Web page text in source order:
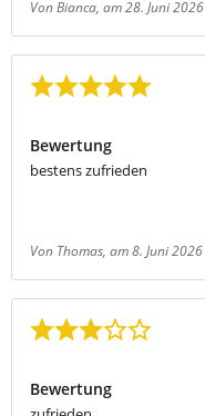
Von Bianca, am 28. Juni 2026
Bewertung
bestens zufrieden
Von Thomas, am 8. Juni 2026
Bewertung